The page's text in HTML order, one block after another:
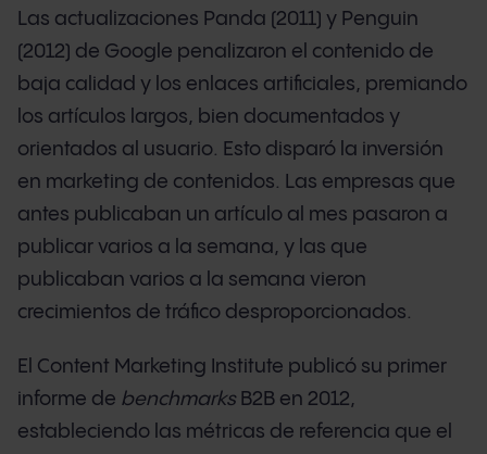
Las actualizaciones Panda (2011) y Penguin
(2012) de Google penalizaron el contenido de
baja calidad y los enlaces artificiales, premiando
los artículos largos, bien documentados y
orientados al usuario. Esto disparó la inversión
en marketing de contenidos. Las empresas que
antes publicaban un artículo al mes pasaron a
publicar varios a la semana, y las que
publicaban varios a la semana vieron
crecimientos de tráfico desproporcionados.
El Content Marketing Institute publicó su primer
informe de benchmarksB2B en 2012,
estableciendo las métricas de referencia que el